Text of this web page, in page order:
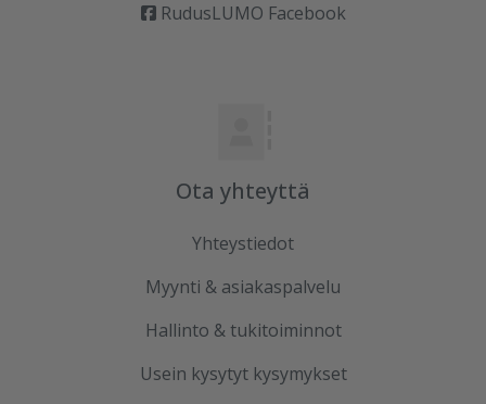
RudusLUMO Facebook
Ota yhteyttä
Yhteystiedot
Myynti & asiakaspalvelu
Hallinto & tukitoiminnot
Usein kysytyt kysymykset